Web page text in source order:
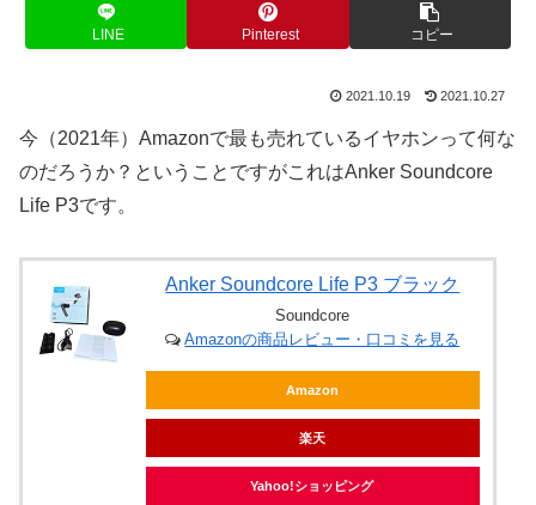
LINE Pinterest コピー
2021.10.19 2021.10.27
今（2021年）Amazonで最も売れているイヤホンって何な
のだろうか？ということですがこれはAnker Soundcore
Life P3です。
Anker Soundcore Life P3 ブラック
Soundcore
Amazonの商品レビュー・口コミを見る
Amazon
楽天
Yahoo!ショッピング